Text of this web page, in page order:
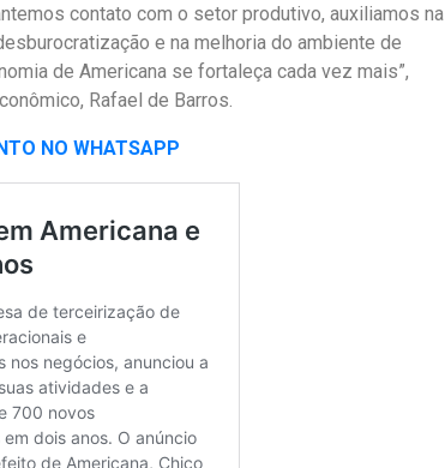
contato com o setor produtivo, auxiliamos na
e na melhoria do ambiente de
de Americana se fortaleça cada vez mais”,
Rafael de Barros.
NO WHATSAPP